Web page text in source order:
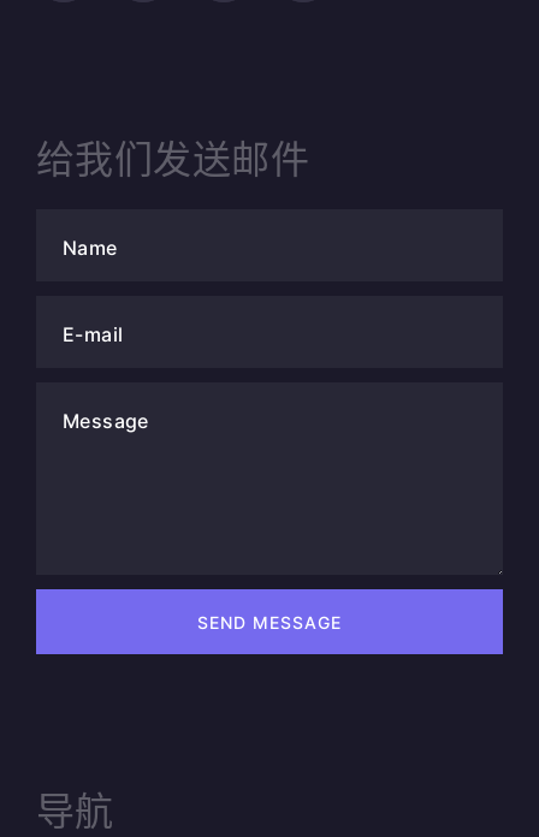
给我们发送邮件
Name
E-mail
Message
SEND MESSAGE
导航